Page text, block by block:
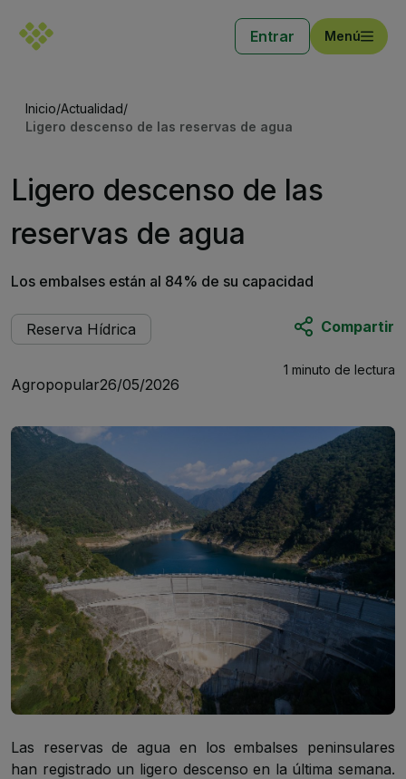
Entrar Menú
Inicio/Actualidad/
Ligero descenso de las reservas de agua
Ligero descenso de las
reservas de agua
Los embalses están al 84% de su capacidad
Reserva Hídrica Compartir
Agropopular26/05/2026
1 minuto de lectura
Las reservas de agua en los embalses peninsulares
han registrado un ligero descenso en la última semana.